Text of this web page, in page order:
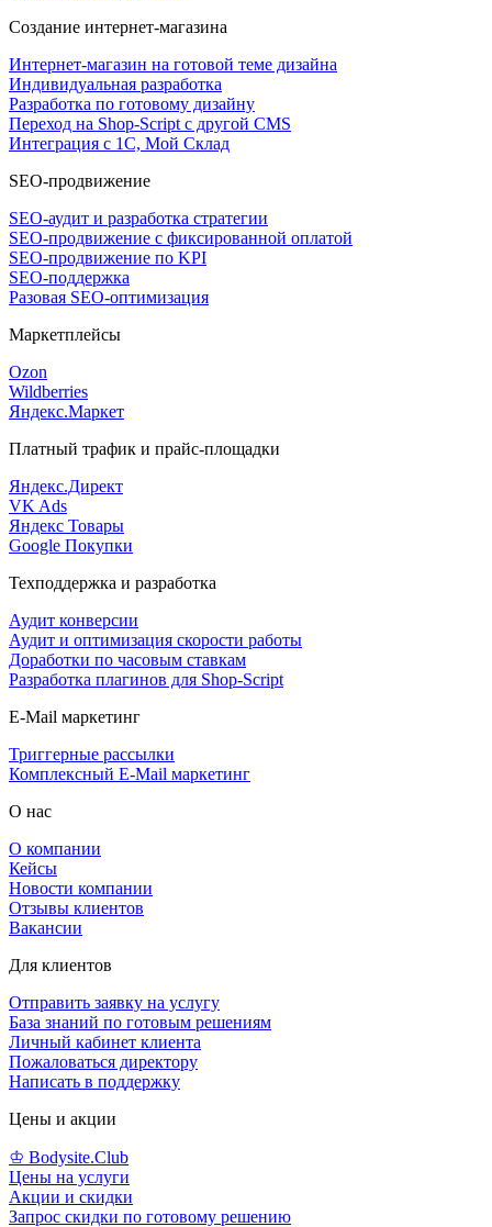
Создание интернет-магазина
Интернет-магазин на готовой теме дизайна
Индивидуальная разработка
Разработка по готовому дизайну
Переход на Shop-Script с другой CMS
Интеграция с 1С, Мой Склад
SEO-продвижение
SEO-аудит и разработка стратегии
SEO-продвижение с фиксированной оплатой
SEO-продвижение по KPI
SEO-поддержка
Разовая SEO-оптимизация
Маркетплейсы
Ozon
Wildberries
Яндекс.Маркет
Платный трафик и прайс-площадки
Яндекс.Директ
VK Ads
Яндекс Товары
Google Покупки
Техподдержка и разработка
Аудит конверсии
Аудит и оптимизация скорости работы
Доработки по часовым ставкам
Разработка плагинов для Shop-Script
E-Mail маркетинг
Триггерные рассылки
Комплексный E-Mail маркетинг
О нас
О компании
Кейсы
Новости компании
Отзывы клиентов
Вакансии
Для клиентов
Отправить заявку на услугу
База знаний по готовым решениям
Личный кабинет клиента
Пожаловаться директору
Написать в поддержку
Цены и акции
♔ Bodysite.Club
Цены на услуги
Акции и скидки
Запрос скидки по готовому решению